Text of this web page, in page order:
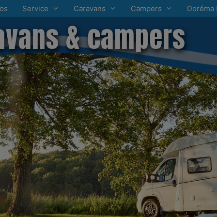
Service Caravans Campers Doréma
& campers
gestart.
DUIZENDEN EURO'S VOORDEEL!!!
altijd FULL OPTIONS
de beste kwaliteit & service